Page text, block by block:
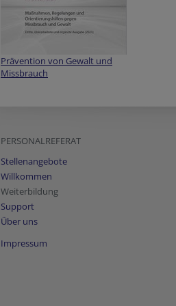
Prävention von Gewalt und
Missbrauch
PERSONALREFERAT
Stellenangebote
Willkommen
Weiterbildung
Support
Über uns
Impressum